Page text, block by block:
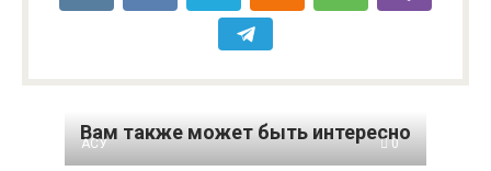
Вам также может быть интересно
АСУ 0